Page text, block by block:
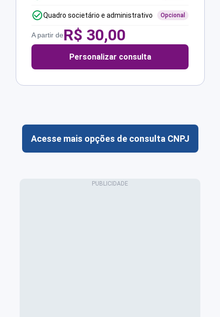
Quadro societário e administrativo Opcional
A partir deR$ 30,00
Personalizar consulta
Acesse mais opções de consulta CNPJ